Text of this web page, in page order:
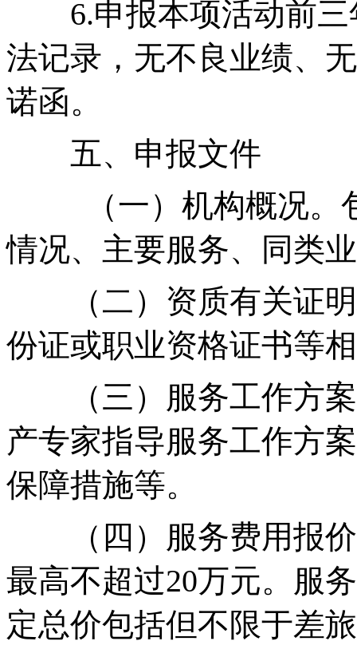
6.申报本项活动前
法记录，无不良业绩、
诺函。
五、申报文件
（一）机构概况。
情况、主要服务、同类
（二）资质有关证
份证或职业资格证书等
（三）服务工作方
产专家指导服务工作方
保障措施等。
（四）服务费用报
最高不超过20万元。服
定总价包括但不限于差